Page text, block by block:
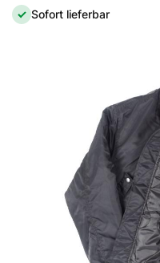
Sofort lieferbar